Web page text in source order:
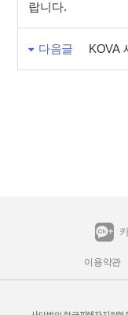
랍니다.
다음글 KOVA
이용약관